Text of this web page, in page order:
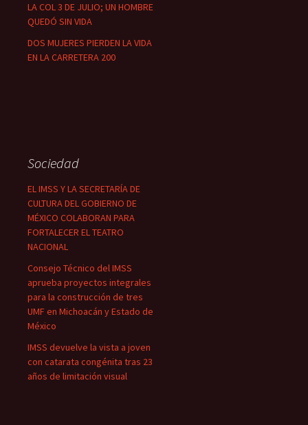
LA COL 3 DE JULIO; UN HOMBRE
QUEDÓ SIN VIDA
DOS MUJERES PIERDEN LA VIDA
EN LA CARRETERA 200
Sociedad
EL IMSS Y LA SECRETARÍA DE
CULTURA DEL GOBIERNO DE
MÉXICO COLABORAN PARA
FORTALECER EL TEATRO
NACIONAL
Consejo Técnico del IMSS
aprueba proyectos integrales
para la construcción de tres
UMF en Michoacán y Estado de
México
IMSS devuelve la vista a joven
con catarata congénita tras 23
años de limitación visual